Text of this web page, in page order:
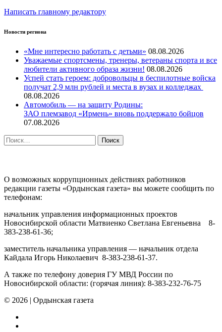
Написать главному редактору
Новости региона
«Мне интересно работать с детьми» 08.08.2026
Уважаемые спортсмены, тренеры, ветераны спорта и все
любители активного образа жизни! 08.08.2026
Успей стать героем: добровольцы в беспилотные войска
получат 2,9 млн рублей и места в вузах и колледжах
08.08.2026
Автомобиль — на защиту Родины:
ЗАО племзавод «Ирмень» вновь поддержало бойцов
07.08.2026
Найти:
О возможных коррупционных действиях работников
редакции газеты «Ордынская газета» вы можете сообщить по
телефонам:
начальник управления информационных проектов
Новосибирской области Матвиенко Светлана Евгеньевна 8-
383-238-61-36;
заместитель начальника управления — начальник отдела
Кайдала Игорь Николаевич 8-383-238-61-37.
А также по телефону доверия ГУ МВД России по
Новосибирской области: (горячая линия): 8-383-232-76-75
© 2026 | Ордынская газета